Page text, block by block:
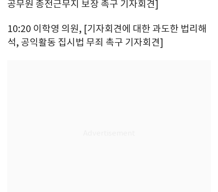
공무원 종전근무지 보장 촉구 기자회견]
10:20 이학영 의원, [기자회견에 대한 과도한 법리해
석, 공익활동 집시법 무죄 촉구 기자회견]